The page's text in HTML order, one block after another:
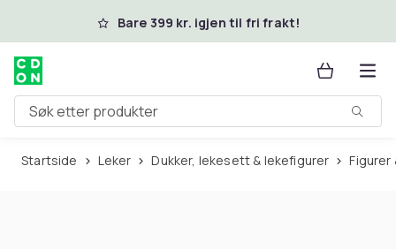
Hopp til hovedinnholdBare 399 kr. igjen til fri frakt!
Søk etter produkter
Startside Leker Dukker, lekesett & lekefigurer